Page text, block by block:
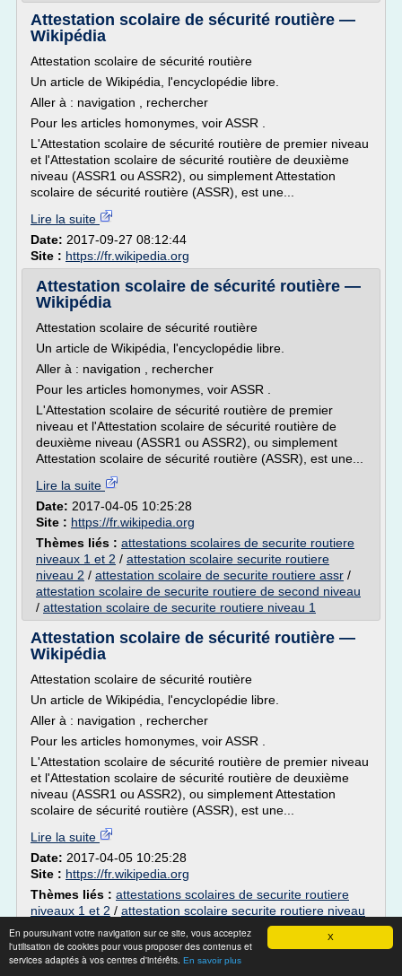
X
En poursuivant votre navigation sur ce site, vous acceptez
l'utilisation de cookies pour vous proposer des contenus et
services adaptés à vos centres d'intérêts. En savoir plus
Attestation scolaire de sécurité routière —
Wikipédia
Attestation scolaire de sécurité routière
Un article de Wikipédia, l'encyclopédie libre.
Aller à : navigation , rechercher
Pour les articles homonymes, voir ASSR .
L'Attestation scolaire de sécurité routière de premier niveau
et l'Attestation scolaire de sécurité routière de deuxième
niveau (ASSR1 ou ASSR2), ou simplement Attestation
scolaire de sécurité routière (ASSR), est une...
Lire la suite
Date: 2017-09-27 08:12:44
Site : https://fr.wikipedia.org
Attestation scolaire de sécurité routière —
Wikipédia
Attestation scolaire de sécurité routière
Un article de Wikipédia, l'encyclopédie libre.
Aller à : navigation , rechercher
Pour les articles homonymes, voir ASSR .
L'Attestation scolaire de sécurité routière de premier
niveau et l'Attestation scolaire de sécurité routière de
deuxième niveau (ASSR1 ou ASSR2), ou simplement
Attestation scolaire de sécurité routière (ASSR), est une...
Lire la suite
Date: 2017-04-05 10:25:28
Site : https://fr.wikipedia.org
Thèmes liés : attestations scolaires de securite routiere
niveaux 1 et 2 / attestation scolaire securite routiere
niveau 2 / attestation scolaire de securite routiere assr /
attestation scolaire de securite routiere de second niveau
/ attestation scolaire de securite routiere niveau 1
Attestation scolaire de sécurité routière —
Wikipédia
Attestation scolaire de sécurité routière
Un article de Wikipédia, l'encyclopédie libre.
Aller à : navigation , rechercher
Pour les articles homonymes, voir ASSR .
L'Attestation scolaire de sécurité routière de premier niveau
et l'Attestation scolaire de sécurité routière de deuxième
niveau (ASSR1 ou ASSR2), ou simplement Attestation
scolaire de sécurité routière (ASSR), est une...
Lire la suite
Date: 2017-04-05 10:25:28
Site : https://fr.wikipedia.org
Thèmes liés : attestations scolaires de securite routiere
niveaux 1 et 2 / attestation scolaire securite routiere niveau
attestation scolaire de securite routiere assr/attestation
scolaire de securite routiere de second niveau
attestation
scolaire de securite routiere niveau 1